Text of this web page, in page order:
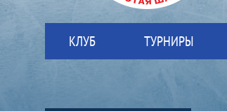
КЛУБ ТУРНИРЫ